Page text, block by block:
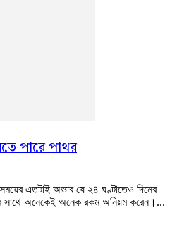
পারে পাথর
এতটাই অভাব যে ২৪ ঘণ্টাতেও দিনের
সাথে অনেকেই অনেক রকম অনিয়ম করেন।...